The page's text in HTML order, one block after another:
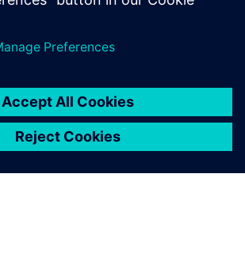
para orquestrar o
software complexo
uma ferramenta abrangente para